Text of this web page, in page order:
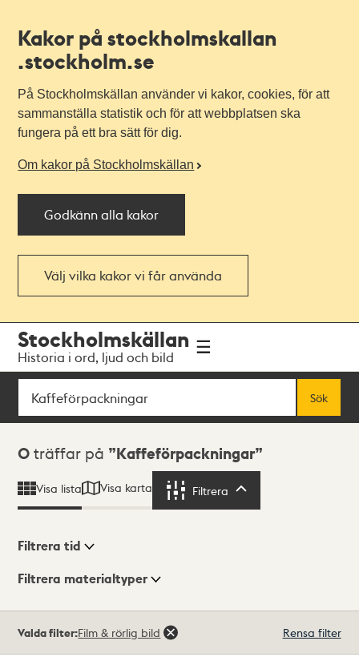
Kakor på stockholmskallan
.stockholm.se
På Stockholmskällan använder vi kakor, cookies, för att
sammanställa statistik och för att webbplatsen ska
fungera på ett bra sätt för dig.
Om kakor på Stockholmskällan
Godkänn alla kakor
Välj vilka kakor vi får använda
navigationen
huvudinnehållet
Stockholmskällan
Historia i ord, ljud och bild
Sök
Sök
Sökresultat
0 träffar på Kaffeförpackningar
Visa lista Visa karta Filtrera
Visningsläge
Filtrera tid
Filtrera materialtyper
träffar
Valda filter:Film & rörlig bild Rensa filter